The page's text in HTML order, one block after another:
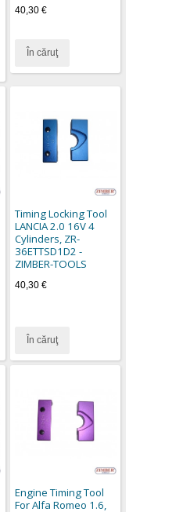
40,30 €
În căruţ
Timing Locking Tool
LANCIA 2.0 16V 4
Cylinders, ZR-
36ETTSD1D2 -
ZIMBER-TOOLS
40,30 €
În căruţ
Engine Timing Tool
For Alfa Romeo 1.6,